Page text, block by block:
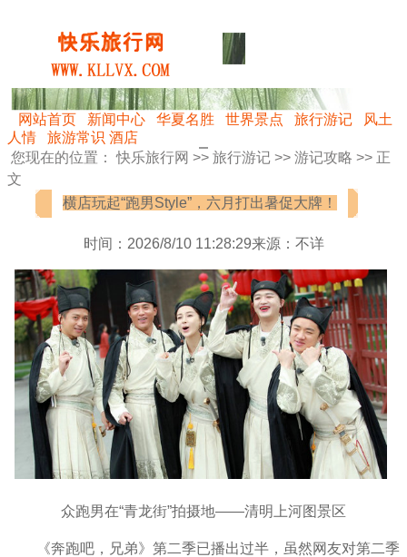
网站首页 新闻中心 华夏名胜 世界景点 旅行游记
风土
人情
旅游常识 酒店
您现在的位置：快乐旅行网 >> 旅行游记 >> 游记攻略 >> 正
文
横店玩起“跑男Style”，六月打出暑促大牌！
时间：2026/8/10 11:28:29来源：不详
众跑男在“青龙街”拍摄地——清明上河图景区
《奔跑吧，兄弟》第二季已播出过半，虽然网友对第二季